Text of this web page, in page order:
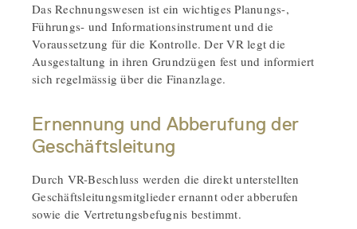
Das Rechnungswesen ist ein wichtiges Planungs-,
Führungs- und Informationsinstrument und die
Voraussetzung für die Kontrolle. Der VR legt die
Ausgestaltung in ihren Grundzügen fest und informiert
sich regelmässig über die Finanzlage.
Ernennung und Abberufung der
Geschäftsleitung
Durch VR-Beschluss werden die direkt unterstellten
Geschäftsleitungsmitglieder ernannt oder abberufen
sowie die Vertretungsbefugnis bestimmt.